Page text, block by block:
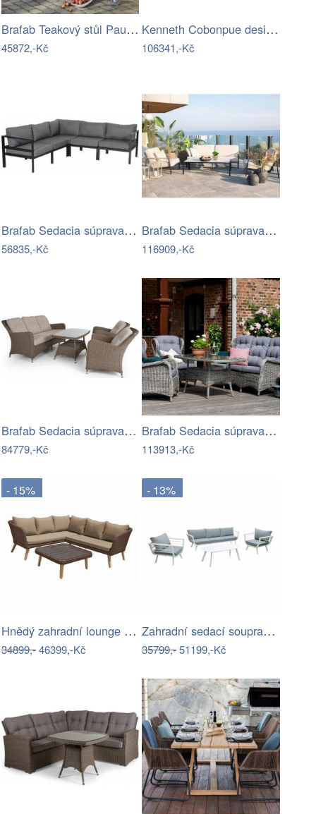
Brafab Teakový stůl Paulina Mdum
45872,-Kč
Kenneth Cobonpue designové zahradní…
106341,-Kč
Brafab Sedacia súprava LEONE čierna -…
56835,-Kč
Brafab Sedacia súprava LYRA Mdum
116909,-Kč
Brafab Sedacia súprava HORNBROOK -…
84779,-Kč
Brafab Sedacia súprava šedá ROSITA -…
113913,-Kč
- 15%
Hnědý zahradní lounge set Pamplona –…
34899,-46399,-Kč
- 13%
Zahradní sedací souprava se stolkem s…
35799,-51199,-Kč